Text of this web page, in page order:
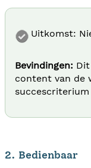
Uitkomst:
Bevindingen:
content van de
2. Bedienbaar